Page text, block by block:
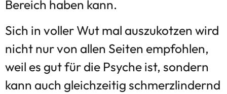
Bereich haben kann.
Sich in voller Wut mal auszukotzen wird
nicht nur von allen Seiten empfohlen,
weil es gut für die Psyche ist, sondern
kann auch gleichzeitig schmerzlindernd